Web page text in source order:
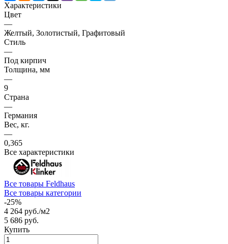
Характеристики
Цвет
—
Желтый, Золотистый, Графитовый
Стиль
—
Под кирпич
Толщина, мм
—
9
Страна
—
Германия
Вес, кг.
—
0,365
Все характеристики
Все товары Feldhaus
Все товары категории
-25%
4 264 руб./м2
5 686 руб.
Купить